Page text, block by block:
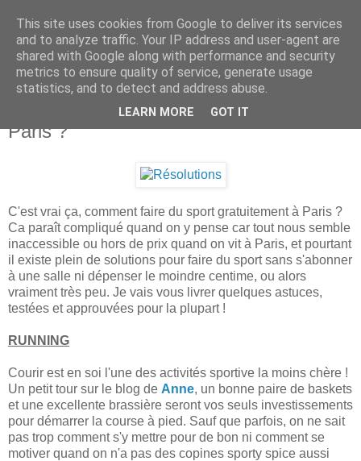
mercredi 23 mars 2016
Comment faire du sport gratuitement à
Paris ?
C'est vrai ça, comment faire du sport gratuitement à Paris ?
Ca paraît compliqué quand on y pense car tout nous semble
inaccessible ou hors de prix quand on vit à Paris, et pourtant
il existe plein de solutions pour faire du sport sans s'abonner
à une salle ni dépenser le moindre centime, ou alors
vraiment très peu. Je vais vous livrer quelques astuces,
testées et approuvées pour la plupart !
RUNNING
Courir est en soi l'une des activités sportive la moins chère !
Un petit tour sur le blog de Anne, un bonne paire de baskets
et une excellente brassière seront vos seuls investissements
pour démarrer la course à pied. Sauf que parfois, on ne sait
pas trop comment s'y mettre pour de bon ni comment se
motiver quand on n'a pas des copines sporty spice aussi
This site uses cookies from Google to deliver its services
and to analyze traffic. Your IP address and user-agent are
shared with Google along with performance and security
metrics to ensure quality of service, generate usage
statistics, and to detect and address abuse.
LEARN MORE GOT IT